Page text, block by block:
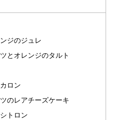
ジのジュレ
とオレンジのタルト
ロン
のレアチーズケーキ
トロン